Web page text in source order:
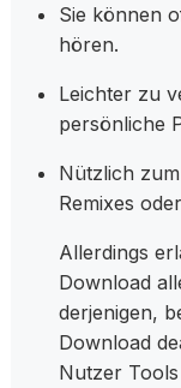
Sie können
hören.
Leichter zu
persönliche
Nützlich
Remixes
Allerdings
Download
derjenigen,
Download
Nutzer